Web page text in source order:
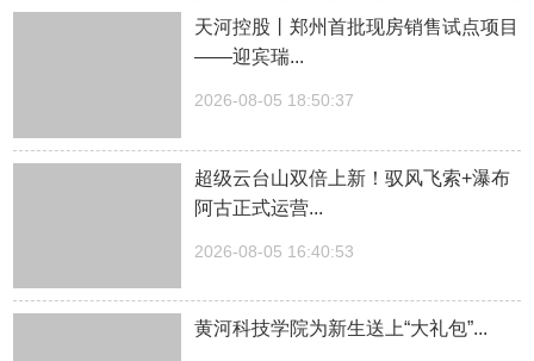
天河控股丨郑州首批现房销售试点项目
——迎宾瑞...
2026-08-05 18:50:37
超级云台山双倍上新！驭风飞索+瀑布
阿古正式运营...
2026-08-05 16:40:53
黄河科技学院为新生送上“大礼包”...